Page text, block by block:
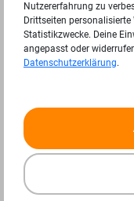
Nutzererfahrung zu
Drittseiten
Statistikzwecke. Deine
angepasst oder
Datenschutzerklärung.